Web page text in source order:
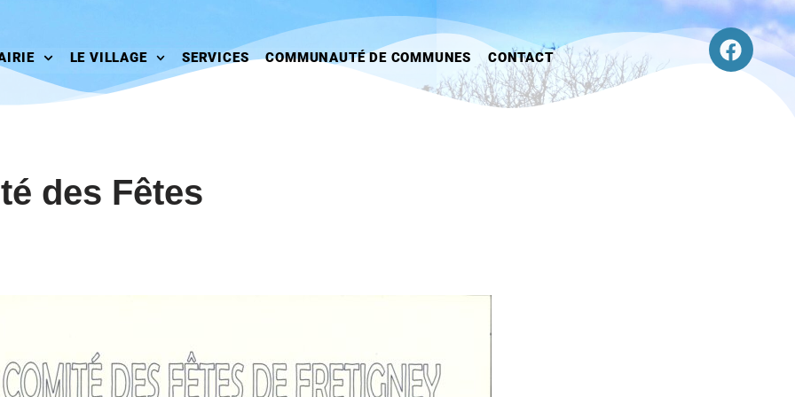
LE VILLAGE SERVICES COMMUNAUTÉ DE COMMUNES CONTACT
des Fêtes